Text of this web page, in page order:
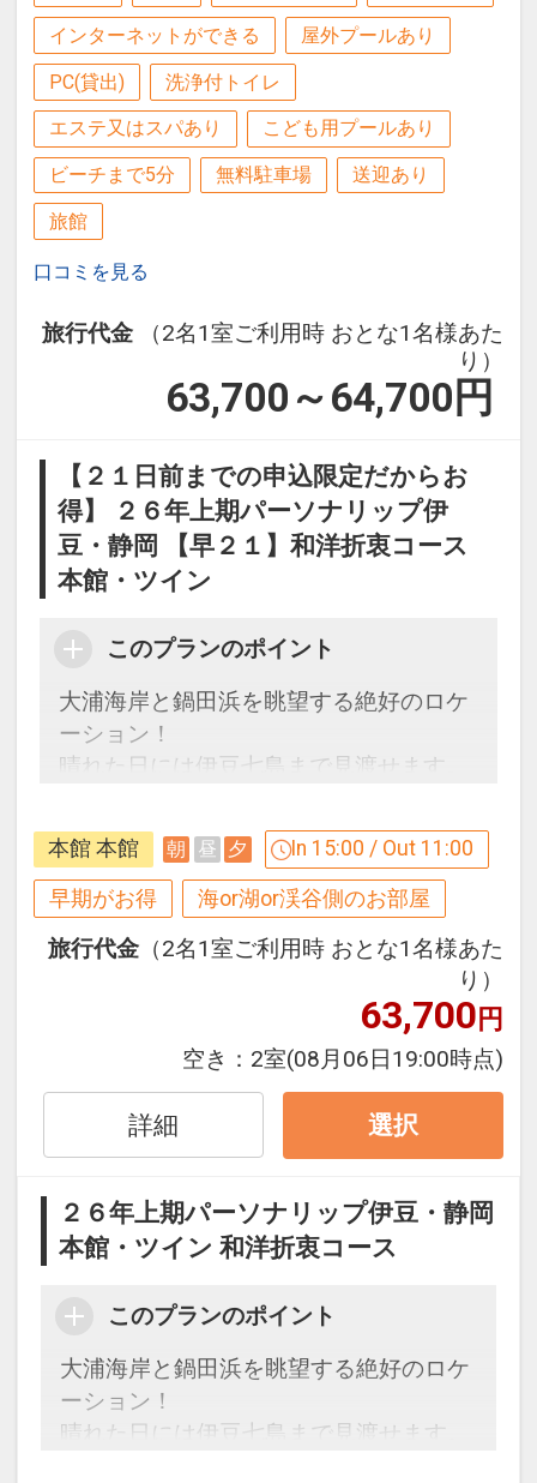
インターネットができる 屋外プールあり
PC(貸出) 洗浄付トイレ
エステ又はスパあり こども用プールあり
ビーチまで5分 無料駐車場 送迎あり
旅館
口コミを見る
旅行代金
（2名1室ご利用時 おとな1名様あた
り）
63,700～64,700 円
【２１日前までの申込限定だからお
得】 ２６年上期パーソナリップ伊
豆・静岡 【早２１】和洋折衷コース
本館・ツイン
このプランのポイント
大浦海岸と鍋田浜を眺望する絶好のロケ
ーション！
晴れた日には伊豆七島まで見渡せます。
２１日前までのご予約でお得に宿泊！
【早２１割】
早期予約限定！２１日前までのご予約が
※本プランは２１日前までの受付限定で
２０日前以降の宿泊条件の変更（部屋、
人数、おとな・こどもの内訳、食事条
件・内容 等）はできません。
設定期間：2026年4月1日～2026年11月
インターネットコース番号：DP-1-
17221531
本館 本館 朝 昼 夕 In 15:00 / Out 11:00
早期がお得 海or湖or渓谷側のお部屋
旅行代金 （2名1室ご利用時 おとな1名様あた
り）
63,700円
空き： 2室(08月06日19:00時点)
詳細 選択
２６年上期パーソナリップ伊豆・静岡
本館・ツイン 和洋折衷コース
このプランのポイント
大浦海岸と鍋田浜を眺望する絶好のロケ
ーション！
晴れた日には伊豆七島まで見渡せます。